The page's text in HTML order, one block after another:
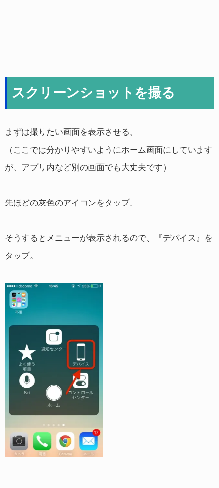
スクリーンショットを撮る
まずは撮りたい画面を表示させる。
（ここでは分かりやすいようにホーム画面にしています
が、アプリ内など別の画面でも大丈夫です）
先ほどの灰色のアイコンをタップ。
そうするとメニューが表示されるので、『デバイス』を
タップ。